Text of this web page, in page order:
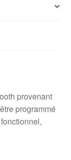
provenant
programmé